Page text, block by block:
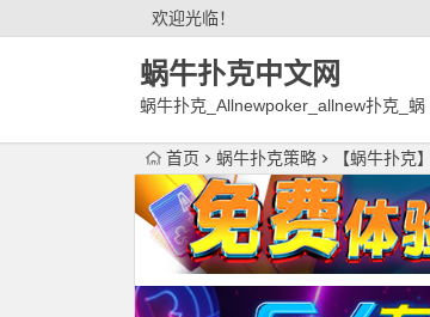
欢迎光临！
蜗牛扑克中文网
蜗牛扑克_Allnewpoker_allnew扑克_蜗
首页 蜗牛扑克策略 【蜗牛扑克